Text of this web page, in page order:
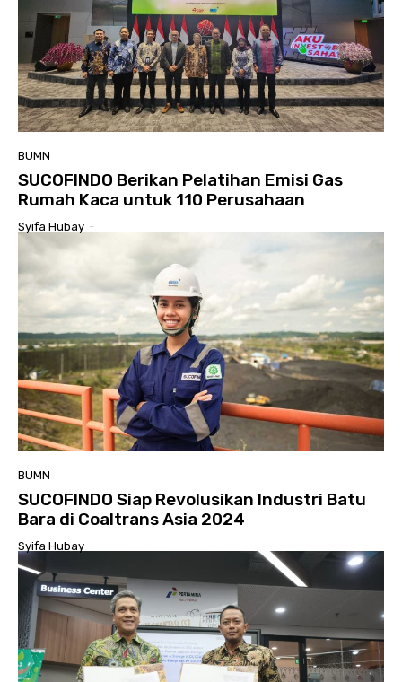
BUMN
SUCOFINDO Berikan Pelatihan Emisi Gas
Rumah Kaca untuk 110 Perusahaan
Syifa Hubay -
BUMN
SUCOFINDO Siap Revolusikan Industri Batu
Bara di Coaltrans Asia 2024
Syifa Hubay -